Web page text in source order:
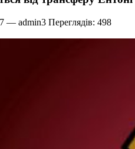
— admin3 Переглядів: 498